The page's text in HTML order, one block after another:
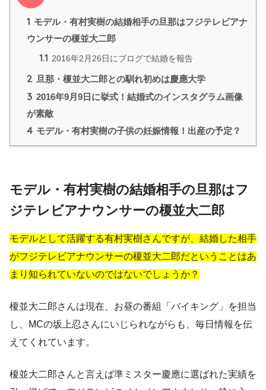
1 モデル・有村実樹の結婚相手の旦那はフジテレビアナ
ウンサーの榎並大二郎
1.1 2016年2月26日にブログで結婚を報告
2 旦那・榎並大二郎との馴れ初めは慶應大学
3 2016年9月9日に挙式！結婚式のインスタグラム画像
が素敵
4 モデル・有村実樹の子供の妊娠情報！出産の予定？
モデル・有村実樹の結婚相手の旦那はフ
ジテレビアナウンサーの榎並大二郎
モデルとして活躍する有村実樹さんですが、結婚した相手
がフジテレビアナウンサーの榎並大二郎だということはあ
まり知られていないのではないでしょうか？
榎並大二郎さんは現在、お昼の番組「バイキング」を担当
し、MCの坂上忍さんにいじられながらも、毎日情報を伝
えてくれています。
榎並大二郎さんと言えば準ミスター慶應に選ばれた実績を